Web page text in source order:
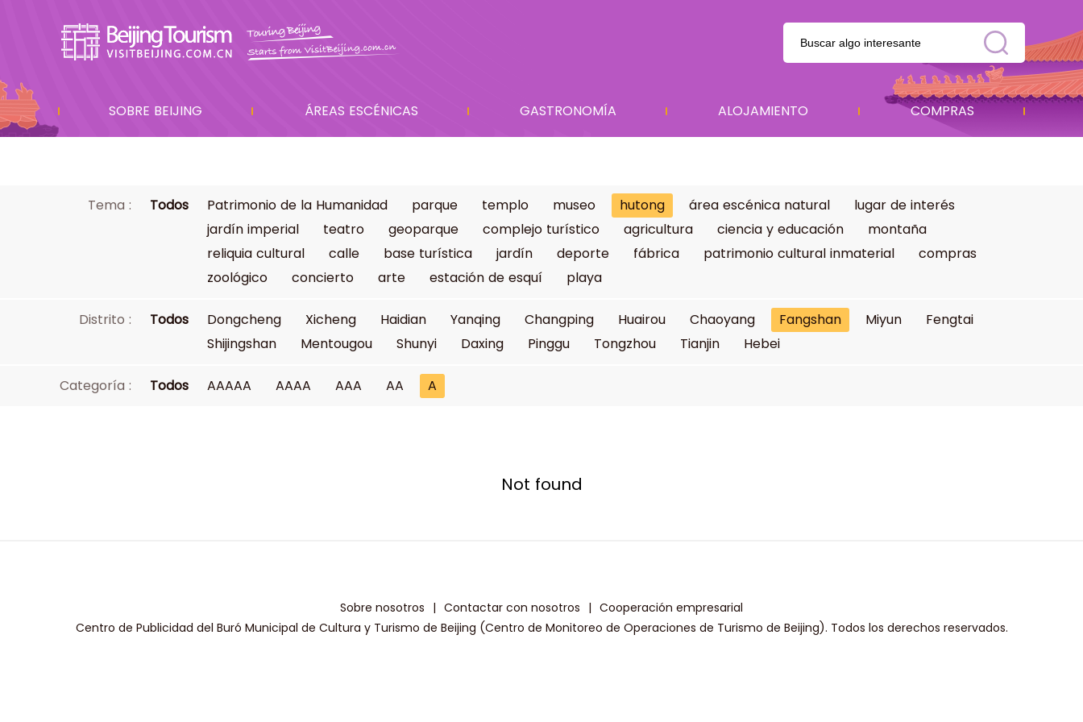
SOBRE BEIJING ÁREAS ESCÉNICAS GASTRONOMÍA ALOJAMIENTO COMPRAS
Tema : Todos Patrimonio de la Humanidad parque templo museo hutong área escénica natural
lugar de interés
jardín imperial
teatro geoparque complejo turístico agricultura ciencia y educación
montaña
reliquia cultural
calle base turística jardín deporte fábrica patrimonio cultural inmaterial
compras
zoológico
concierto arte estación de esquí playa
Distrito : Todos Dongcheng Xicheng Haidian Yanqing Changping Huairou Chaoyang Fangshan Miyun
Fengtai
Shijingshan
Mentougou Shunyi Daxing Pinggu Tongzhou Tianjin Hebei
Categoría : Todos AAAAA AAAA AAA AA A
Not found
Sobre nosotros | Contactar con nosotros | Cooperación empresarial
Centro de Publicidad del Buró Municipal de Cultura y Turismo de Beijing (Centro de Monitoreo de Operaciones de Turismo de Beijing). Todos los derechos reservados.